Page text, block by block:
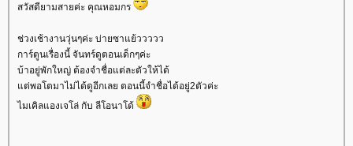
สวัสดียามสายค่ะ คุณหอมกร
ช่วงเช้างานวุ่นๆค่ะ บ่ายซาแย้ววววว
การ์ตูนเรื่องนี้ จันทร์ดูตอนเด็กๆค่ะ
บ้าอยู่พักใหญ่ ต้องจำชื่อแต่ละตัวให้ได้
ต่พอโตมาไม่ได้ดูอีกเลย ตอนนี้จำชื่อได้อยู่2ตัวค่ะ
ไมเคิลแองเจโล่ กับ ลีโอนาโด้